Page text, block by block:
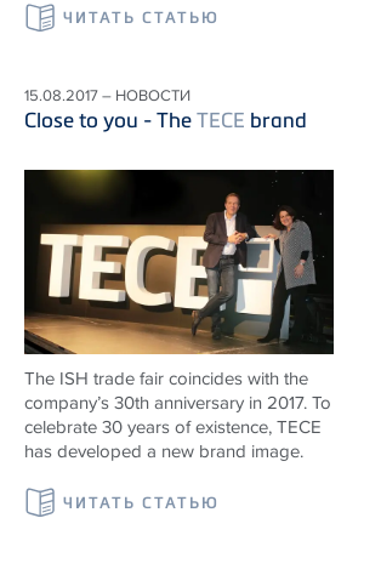
ЧИТАТЬ СТАТЬЮ
15.08.2017 – НОВОСТИ
Close to you - TheTECE brand
The ISH trade fair coincides with the
company’s 30th anniversary in 2017. To
celebrate 30 years of existence, TECE
has developed a new brand image.
ЧИТАТЬ СТАТЬЮ